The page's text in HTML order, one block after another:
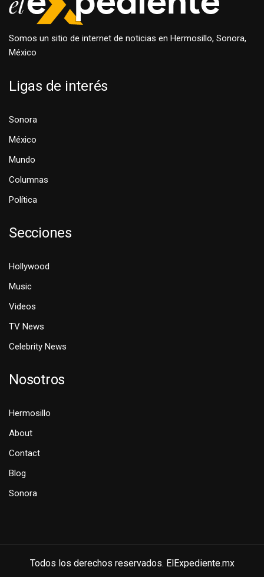
Somos un sitio de internet de noticias en Hermosillo, Sonora,
México
Ligas de interés
Sonora
México
Mundo
Columnas
Política
Secciones
Hollywood
Music
Videos
TV News
Celebrity News
Nosotros
Hermosillo
About
Contact
Blog
Sonora
Todos los derechos reservados. ElExpediente.mx